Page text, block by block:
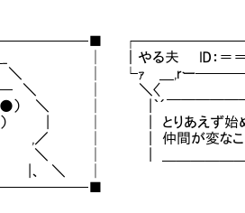
｜やる夫 ID：＝＝
└ｧ ＿,rー
＼ │ ＼〈
＼ │ |｀´￣￣￣￣￣￣￣￣
| │ | とりあえず始めて
| 仲間が変なことしてた
| ＿＿＿＿＿＿＿＿＿＿
|、 ＼ │